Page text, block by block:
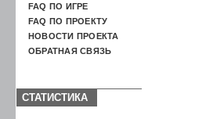
FAQ ПО ИГРЕ
FAQ ПО ПРОЕКТУ
НОВОСТИ ПРОЕКТА
ОБРАТНАЯ СВЯЗЬ
СТАТИСТИКА